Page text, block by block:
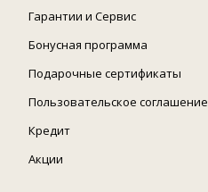
Гарантии и Сервис
Бонусная программа
Подарочные сертификаты
Пользовательское соглашение
Кредит
Акции